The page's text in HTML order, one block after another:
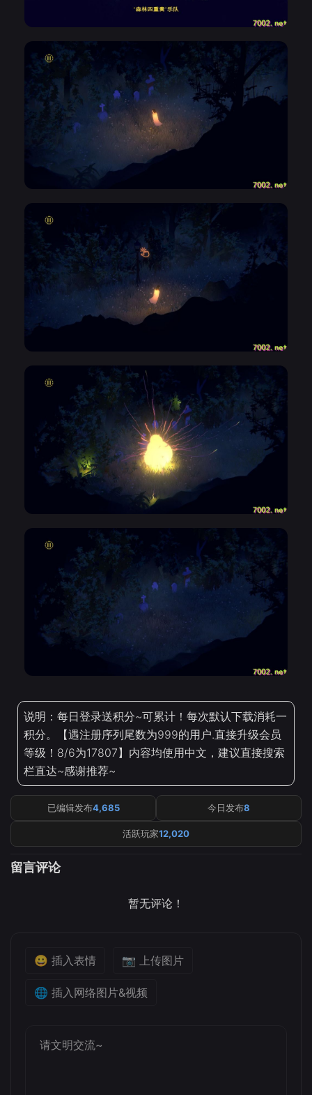
说明：每日登录送积分~可累计！每次默认下载消耗一
积分。【遇注册序列尾数为999的用户.直接升级会员
等级！8/6为17807】内容均使用中文，建议直接搜索
栏直达~感谢推荐~
已编辑发布4,685 今日发布8
活跃玩家12,020
留言评论
暂无评论！
😀 插入表情 📷 上传图片
🌐 插入网络图片&视频